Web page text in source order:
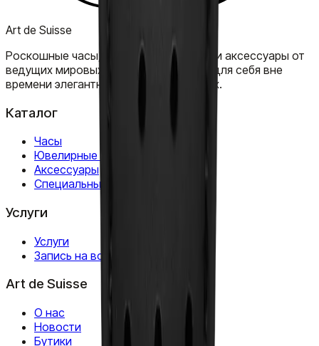
Art de Suisse
Роскошные часы, ювелирные изделия и аксессуары от
ведущих мировых брендов. Откройте для себя вне
времени элегантность в наших бутиках.
Каталог
Часы
Ювелирные изделия
Аксессуары
Специальные предложения
Услуги
Услуги
Запись на встречу
Art de Suisse
О нас
Новости
Бутики